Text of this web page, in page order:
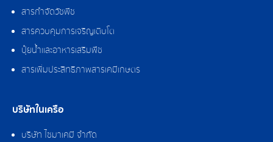
สารกำจัดวัชพืช
สารควบคุมการเจริญเติบโต
ปุ๋ยน้ำและอาหารเสริมพืช
สารเพิ่มประสิทธิภาพสารเคมีเกษตร
บริษัทในเครือ
บริษัท ไซมาเคมี จำกัด